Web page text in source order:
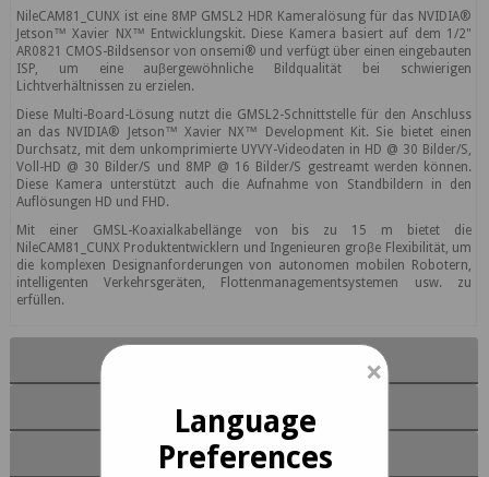
NileCAM81_CUNX ist eine 8MP GMSL2 HDR Kameralösung für das NVIDIA®
Jetson™ Xavier NX™ Entwicklungskit. Diese Kamera basiert auf dem 1/2"
AR0821 CMOS-Bildsensor von onsemi® und verfügt über einen eingebauten
ISP, um eine auβergewöhnliche Bildqualität bei schwierigen
Lichtverhältnissen zu erzielen.
Diese Multi-Board-Lösung nutzt die GMSL2-Schnittstelle für den Anschluss
an das NVIDIA® Jetson™ Xavier NX™ Development Kit. Sie bietet einen
Durchsatz, mit dem unkomprimierte UYVY-Videodaten in HD @ 30 Bilder/S,
Voll-HD @ 30 Bilder/S und 8MP @ 16 Bilder/S gestreamt werden können.
Diese Kamera unterstützt auch die Aufnahme von Standbildern in den
Auflösungen HD und FHD.
Mit einer GMSL-Koaxialkabellänge von bis zu 15 m bietet die
NileCAM81_CUNX Produktentwicklern und Ingenieuren groβe Flexibilität, um
die komplexen Designanforderungen von autonomen mobilen Robotern,
intelligenten Verkehrsgeräten, Flottenmanagementsystemen usw. zu
erfüllen.
Software
×
Language
Preferences